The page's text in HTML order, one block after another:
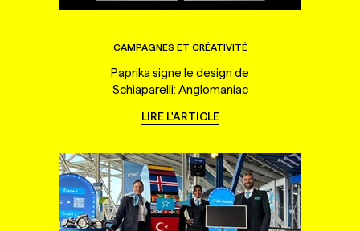
CAMPAGNES ET CRÉATIVITÉ
Paprika signe le design de
Schiaparelli: Anglomaniac
LIRE L'ARTICLE